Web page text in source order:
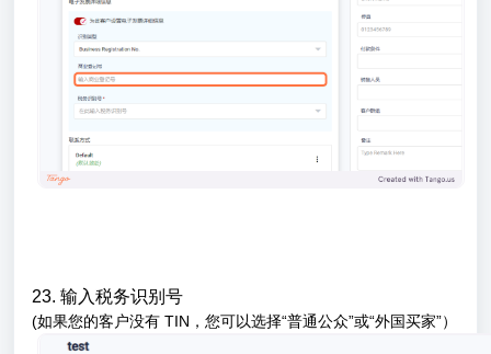
23. 输入税务识别号
(如果您的客户没有 TIN，您可以选择“普通公众”或“外国买家”）